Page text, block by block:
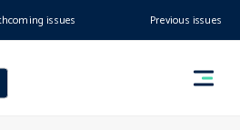
issues Previous issues